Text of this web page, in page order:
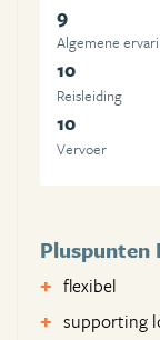
9
Algemene
10
Reisleiding
10
Vervoer
Pluspunten
flexibel
supporting